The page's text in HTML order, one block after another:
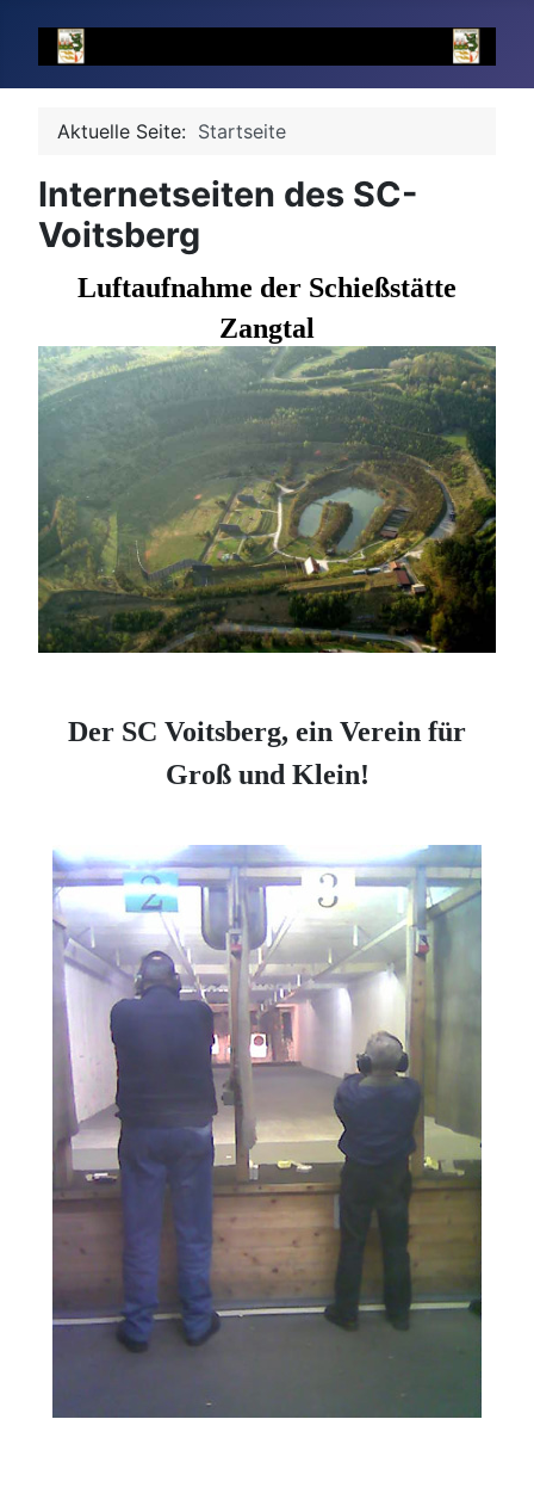
Aktuelle Seite: Startseite
Internetseiten des SC-
Voitsberg
Luftaufnahme der Schießstätte
Zangtal
Der SC Voitsberg, ein Verein für
Groß und Klein!